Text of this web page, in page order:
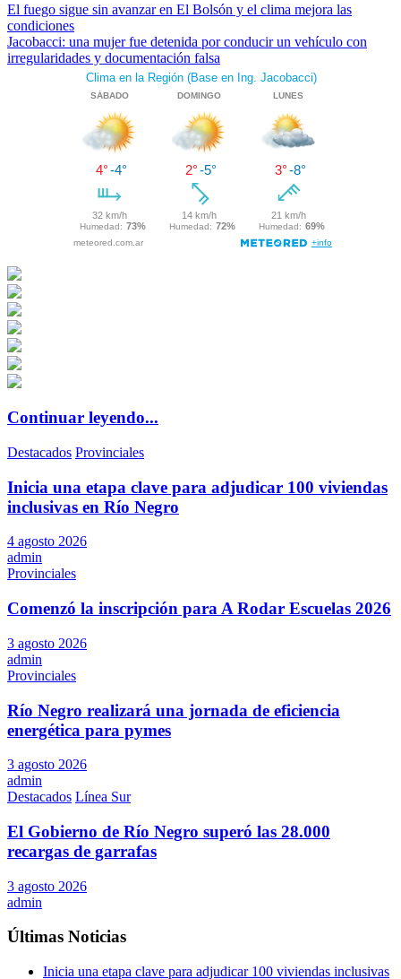
El fuego sigue sin avanzar en El Bolsón y el clima mejora las
condiciones
Jacobacci: una mujer fue detenida por conducir un vehículo con
irregularidades y documentación falsa
Continuar leyendo...
Destacados Provinciales
Inicia una etapa clave para adjudicar 100 viviendas
inclusivas en Río Negro
4 agosto 2026
admin
Provinciales
Comenzó la inscripción para A Rodar Escuelas 2026
3 agosto 2026
admin
Provinciales
Río Negro realizará una jornada de eficiencia
energética para pymes
3 agosto 2026
admin
Destacados Línea Sur
El Gobierno de Río Negro superó las 28.000
recargas de garrafas
3 agosto 2026
admin
Últimas Noticias
Inicia una etapa clave para adjudicar 100 viviendas inclusivas